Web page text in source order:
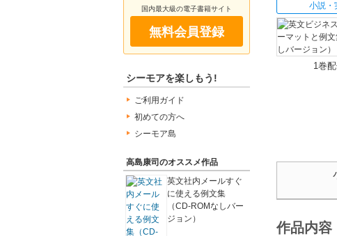
国内最大級の電子書籍サイト
無料会員登録
シーモアを楽しもう!
ご利用ガイド
初めての方へ
シーモア島
高島康司のオススメ作品
英文社内メールすぐ
に使える例文集
（CD-ROMなしバー
ジョン）
小説・
1巻
作品内容